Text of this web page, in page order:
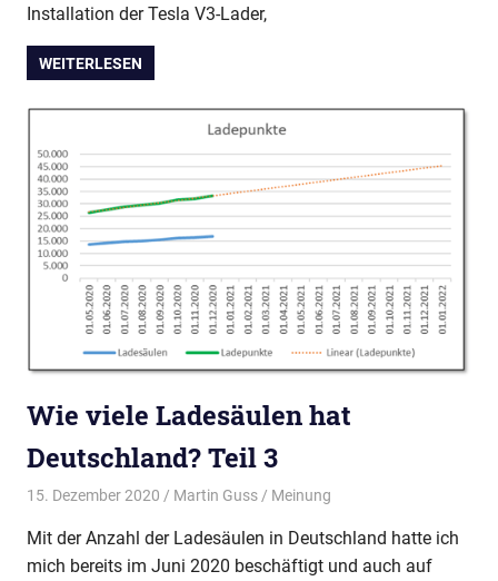
Installation der Tesla V3-Lader,
WEITERLESEN
Wie viele Ladesäulen hat
Deutschland? Teil 3
15. Dezember 2020 Martin Guss Meinung
Mit der Anzahl der Ladesäulen in Deutschland hatte ich
mich bereits im Juni 2020 beschäftigt und auch auf